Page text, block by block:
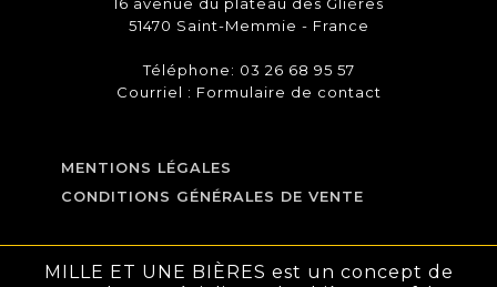
51470 Saint-Memmie - France
Téléphone: 03 26 68 95 57
Courriel : Formulaire de contact
MENTIONS LÉGALES
CONDITIONS GÉNÉRALES DE VENTE
MILLE ET UNE BIÈRES est un concept de